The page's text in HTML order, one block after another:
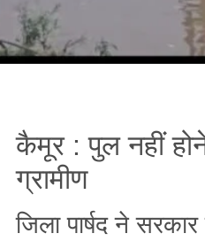
कैमूर : पुल नहीं
ग्रामीण
जिला पार्षद ने